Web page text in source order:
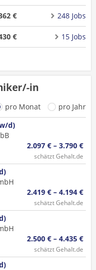
€ 248 Jobs
€ 15 Jobs
in
pro Monat
pro Jahr
d)
2.097 € – 3.790 €
schätzt Gehalt.de
2.419 € – 4.194 €
schätzt Gehalt.de
2.500 € – 4.435 €
schätzt Gehalt.de